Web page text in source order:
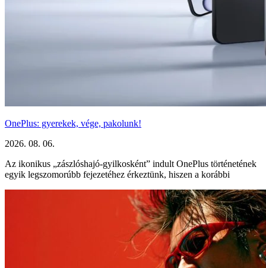
OnePlus: gyerekek, vége, pakolunk!
2026. 08. 06.
Az ikonikus „zászlóshajó-gyilkosként” indult OnePlus történetének
egyik legszomorúbb fejezetéhez érkeztünk, hiszen a korábbi